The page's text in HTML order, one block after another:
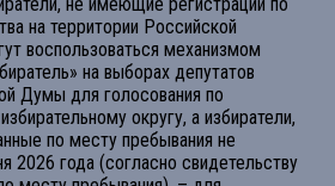
на территории Российской
воспользоваться механизмом
на выборах депутатов
Думы для голосования по
округу, а избиратели,
по месту пребывания не
2026 года (согласно свидетельству